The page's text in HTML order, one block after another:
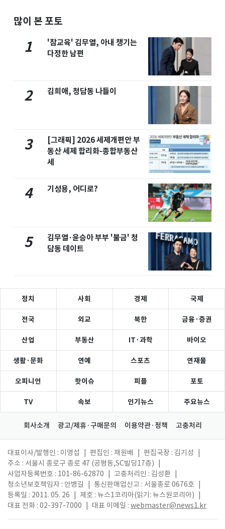
많이 본 포토
1
'참교육' 김무열, 아내 챙기는
다정한 남편
2 김희애, 청담동 나들이
3
[그래픽] 2026 세제개편안 부
동산 세제 합리화-종합부동산
세
4 기성용, 어디로?
5
김무열·윤승아 부부 '불금' 청
담동 데이트
정치 사회 경제 국제
전국 외교 북한 금융·증권
산업 부동산 IT·과학 바이오
생활·문화 연예 스포츠 연재물
오피니언 핫이슈 피플 포토
TV 속보 인기뉴스 주요뉴스
회사소개 광고/제휴·구매문의 이용약관·정책 고충처리
대표이사/발행인 : 이영섭 편집인 : 채원배 편집국장 : 김기성
주소 : 서울시 종로구 종로 47 (공평동,SC빌딩17층)
사업자등록번호 : 101-86-62870
고충처리인 : 김성환
청소년보호책임자 : 안병길
통신판매업신고 : 서울종로 0676호
등록일 : 2011. 05. 26
제호 : 뉴스1코리아(읽기: 뉴스원코리아)
대표 전화 : 02-397-7000
대표 이메일 : webmaster@news1.kr